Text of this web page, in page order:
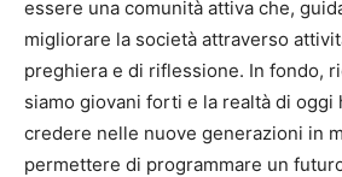
essere una comunità attiva che,
migliorare la società attraverso
preghiera e di riflessione. In fondo,
siamo giovani forti e la realtà di oggi
credere nelle nuove generazioni in
permettere di programmare un